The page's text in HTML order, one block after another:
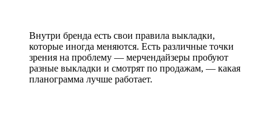
Внутри бренда есть свои правила выкладки,
которые иногда меняются. Есть различные точки
зрения на проблему — мерчендайзеры пробуют
разные выкладки и смотрят по продажам, — какая
планограмма лучше работает.